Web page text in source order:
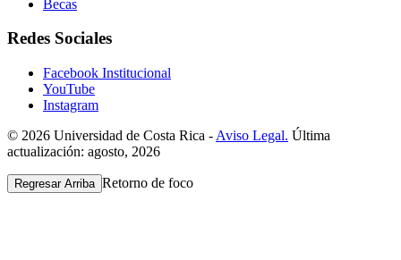
Becas
Redes Sociales
Facebook Institucional
YouTube
Instagram
© 2026 Universidad de Costa Rica - Aviso Legal. Última
actualización: agosto, 2026
Regresar Arriba Retorno de foco